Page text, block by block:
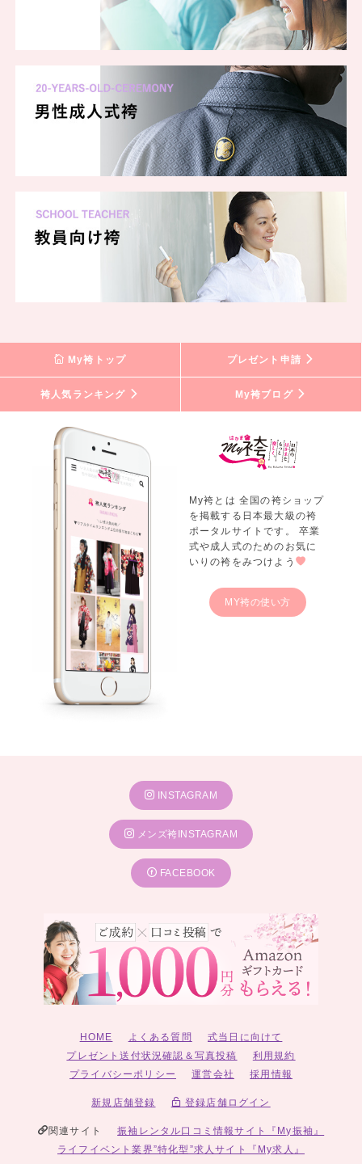
My袴トップ プレゼント申請
袴人気ランキング My袴ブログ
My袴とは 全国の袴ショップ
を掲載する日本最大級の袴
ポータルサイトです。 卒業
式や成人式のためのお気に
いりの袴をみつけよう
MY袴の使い方
INSTAGRAM
メンズ袴INSTAGRAM
FACEBOOK
HOME よくある質問
式当日に向けて
プレゼント送付状況確認＆写真投稿
利用規約
プライバシーポリシー
運営会社 採用情報
新規店舗登録 登録店舗ログイン
関連サイト
振袖レンタル口コミ情報サイト『My振袖』
ライフイベント業界”特化型”求人サイト『My求人』